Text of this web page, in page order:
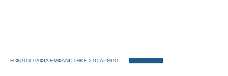
Η ΦΩΤΟΓΡΑΦΙΑ ΕΜΦΑΝΙΣΤΗΚΕ ΣΤΟ ΑΡΘΡΟ